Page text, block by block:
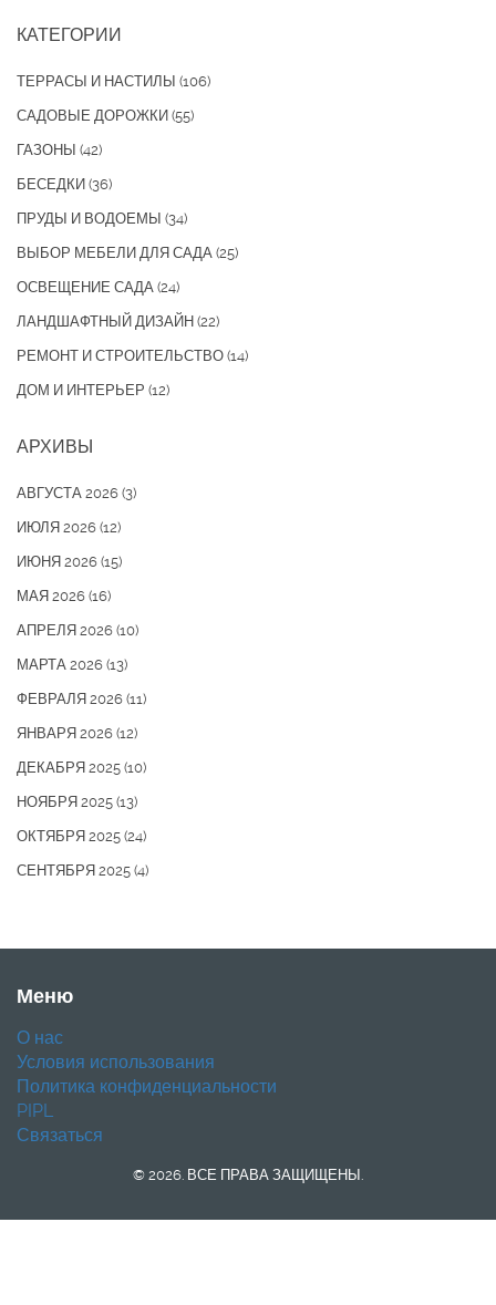
КАТЕГОРИИ
ТЕРРАСЫ И НАСТИЛЫ (106)
САДОВЫЕ ДОРОЖКИ (55)
ГАЗОНЫ (42)
БЕСЕДКИ (36)
ПРУДЫ И ВОДОЕМЫ (34)
ВЫБОР МЕБЕЛИ ДЛЯ САДА (25)
ОСВЕЩЕНИЕ САДА (24)
ЛАНДШАФТНЫЙ ДИЗАЙН (22)
РЕМОНТ И СТРОИТЕЛЬСТВО (14)
ДОМ И ИНТЕРЬЕР (12)
АРХИВЫ
АВГУСТА 2026 (3)
ИЮЛЯ 2026 (12)
ИЮНЯ 2026 (15)
МАЯ 2026 (16)
АПРЕЛЯ 2026 (10)
МАРТА 2026 (13)
ФЕВРАЛЯ 2026 (11)
ЯНВАРЯ 2026 (12)
ДЕКАБРЯ 2025 (10)
НОЯБРЯ 2025 (13)
ОКТЯБРЯ 2025 (24)
СЕНТЯБРЯ 2025 (4)
Меню
О нас
Условия использования
Политика конфиденциальности
PIPL
Связаться
© 2026. ВСЕ ПРАВА ЗАЩИЩЕНЫ.